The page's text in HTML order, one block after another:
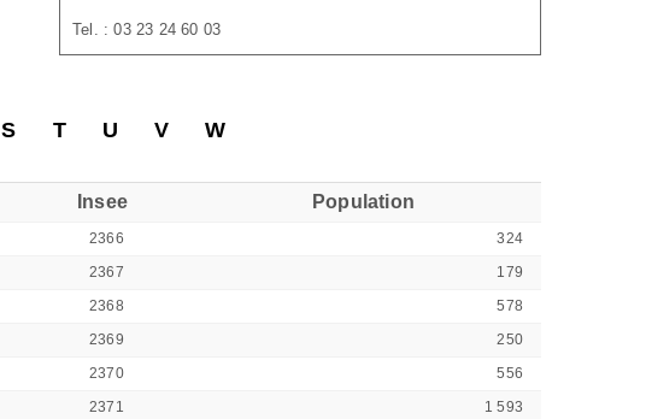
Tel. : 03 23 24 60 03
S T U V W
Insee Population
2366
324
2367
179
2368
578
2369
250
2370
556
2371
1 593